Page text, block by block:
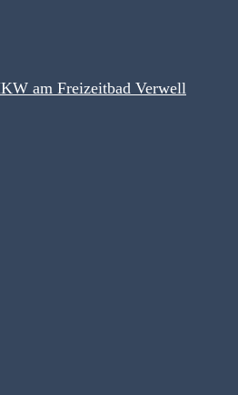
am Freizeitbad Verwell